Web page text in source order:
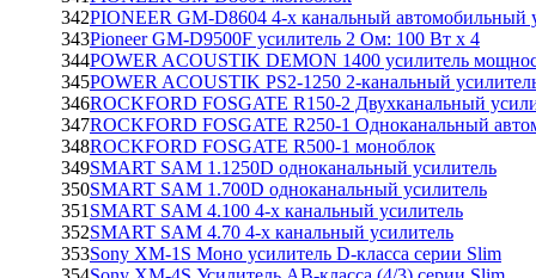
342PIONEER GM-D8604 4-х канальный автомобильный
343Pioneer GM-D9500F усилитель 2 Ом: 100 Вт х 4
344POWER ACOUSTIK DEMON 1400 усилитель
345POWER ACOUSTIK PS2-1250 2-канальный
346ROCKFORD FOSGATE R150-2 Двухканальный
347ROCKFORD FOSGATE R250-1 Одноканальный
348ROCKFORD FOSGATE R500-1 моноблок
349SMART SAM 1.1250D одноканальный усилитель
350SMART SAM 1.700D одноканальный усилитель
351 SMART SAM 4.100 4-х канальный усилитель
352SMART SAM 4.70 4-х канальный усилитель
353Sony XM-1S Моно усилитель D-класса серии Slim